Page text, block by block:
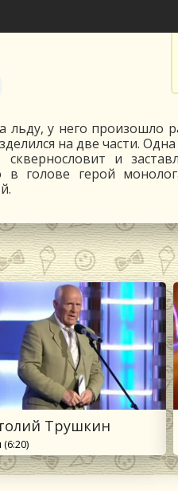
льду, у него произошло
на две части.
и
в голове герой
Трушкин